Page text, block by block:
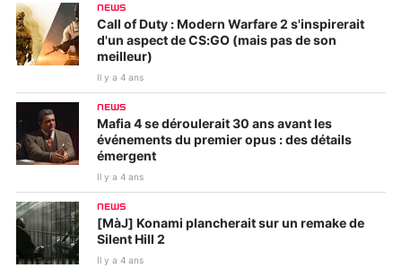
NEWS
Call of Duty : Modern Warfare 2 s'inspirerait
d'un aspect de CS:GO (mais pas de son
meilleur)
Il y a 4 ans
NEWS
Mafia 4 se déroulerait 30 ans avant les
événements du premier opus : des détails
émergent
Il y a 4 ans
NEWS
[MàJ] Konami plancherait sur un remake de
Silent Hill 2
Il y a 4 ans